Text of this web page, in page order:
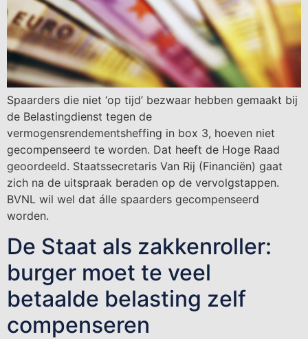
Spaarders die niet ‘op tijd’ bezwaar hebben gemaakt bij
de Belastingdienst tegen de
vermogensrendementsheffing in box 3, hoeven niet
gecompenseerd te worden. Dat heeft de Hoge Raad
geoordeeld. Staatssecretaris Van Rij (Financiën) gaat
zich na de uitspraak beraden op de vervolgstappen.
BVNL wil wel dat álle spaarders gecompenseerd
worden.
De Staat als zakkenroller:
burger moet te veel
betaalde belasting zelf
compenseren